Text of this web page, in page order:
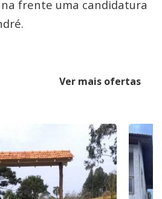
frente uma candidatura
Ver mais ofertas